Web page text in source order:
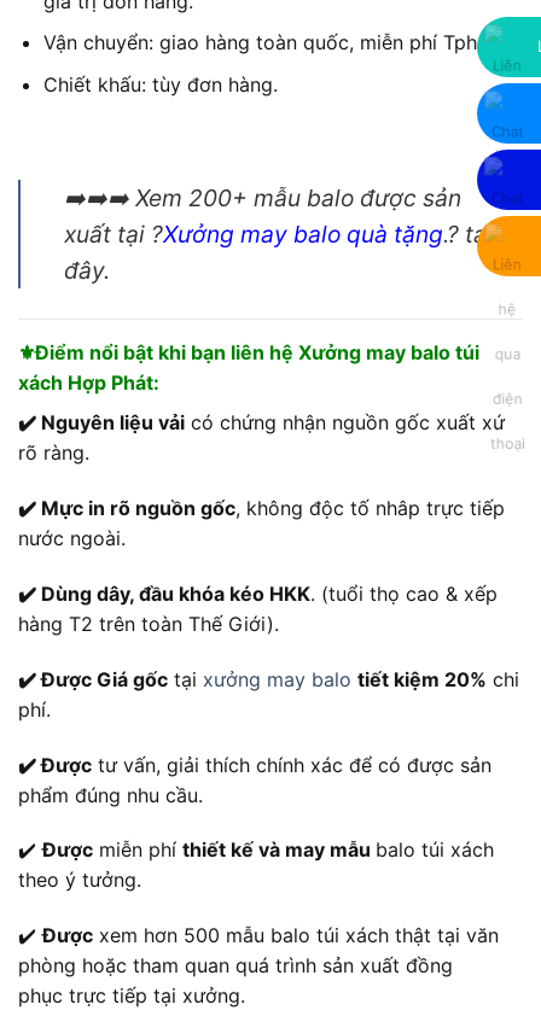
Vận chuyển: giao hàng toàn quốc, miễn phí Tphcm.
Chiết khấu: tùy đơn hàng.
➡️➡️➡️ Xem 200+ mẫu balo được sản
xuất tại ?Xưởng may balo quà tặng.? tại
đây.
⚜️Điểm nổi bật khi bạn liên hệ Xưởng may balo túi
xách Hợp Phát:
✔️ Nguyên liệu vải có chứng nhận nguồn gốc xuất xứ
rõ ràng.
✔️ Mực in rõ nguồn gốc, không độc tố nhâp trực tiếp
nước ngoài.
✔️ Dùng dây, đầu khóa kéo HKK. (tuổi thọ cao & xếp
hàng T2 trên toàn Thế Giới).
✔️ Được Giá gốc tại xưởng may balo tiết kiệm 20% chi
phí.
✔️ Được tư vấn, giải thích chính xác để có được sản
phẩm đúng nhu cầu.
✔️Được miễn phí thiết kế và may mẫu balo túi xách
theo ý tưởng.
✔️Được xem hơn 500 mẫu balo túi xách thật tại văn
phòng hoặc tham quan quá trình sản xuất đồng
phục trực tiếp tại xưởng.